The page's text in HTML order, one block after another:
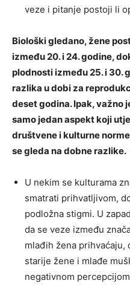
veze i pitanje postoji li
Biološki gledano, žene
između 20. i 24. godine,
plodnosti između 25. i 30.
razlika u dobi za
deset godina. Ipak, važno
samo jedan aspekt koji
društvene i kulturne
se gleda na dobne razlike.
U nekim se kulturama
smatrati prihvatljivom,
podložna stigmi. U
da se veze između
mlađih žena prihvaćaju,
starije žene i mlađe
negativnom